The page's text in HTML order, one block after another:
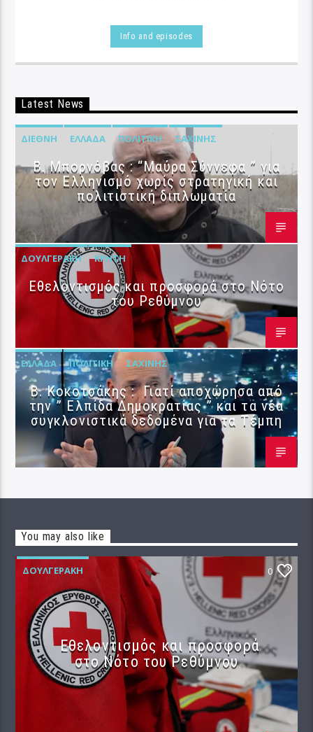
Info and episodes
Latest News
ΔΙΕΘΝΉ ΕΛΛΆΔΑ ΠΟΛΙΤΙΚΉ ΣΑΧΊΝΗΣ
B. Μπορνόβας : “Μαύρα Σύννεφα ” για
τον Ελληνισμό χωρίς στρατηγική και
πολιτιστική διπλωματία
ΔΟΥΛΓΕΡΆΚΗ ΚΡΉΤΗ
Εθελοντισμός και προσφορά στο Νότο
του Ρεθύμνου
ΕΛΛΆΔΑ ΠΟΛΙΤΙΚΉ ΣΑΧΊΝΗΣ
Β. Κοκοτσάκης : Γιατί αποχώρησα από
την ” Ελπίδα Δημοκρατίας ” και τα νέα
συγκλονιστικά δεδομένα για τα Τέμπη
You may also like
ΔΟΥΛΓΕΡΆΚΗ 0
Εθελοντισμός και προσφορά
στο Νότο του Ρεθύμνου